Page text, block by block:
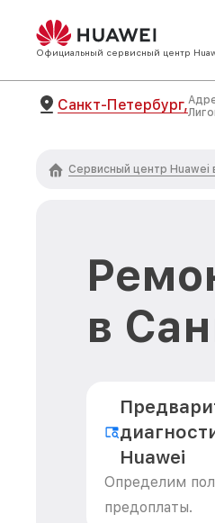
Официальный сервисный центр
Санкт-Петербург,
Сервисный центр Huawei
в
Huawei
Определим
предоплаты.